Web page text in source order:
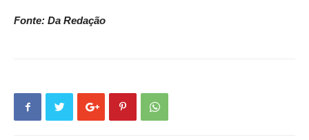
Fonte: Da Redação